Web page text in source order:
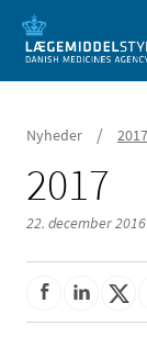
Mobil visning
Nyheder / 2017
2017
22. december 2016